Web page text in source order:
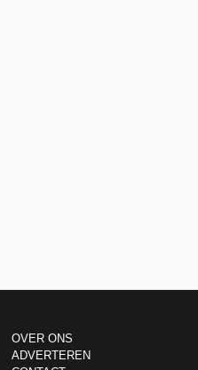
OVER ONS
ADVERTEREN